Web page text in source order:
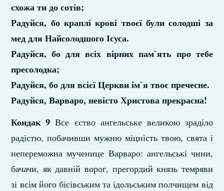
схожа ти до сотів;
Радуйся, бо краплі крові твоєї були солодші за
мед для Найсолодшого Ісуса.
Радуйся, бо для всіх вірних пам`ять про тебе
пресолодка;
Радуйся, бо для всієї Церкви ім`я твоє пречесне.
Радуйся, Варваро, невісто Христова прекрасна!
Кондак 9 Все єство ангельське великою зраділо
радістю, побачивши мужню міцність твою, свята і
непереможна мученице Варваро: ангельські чини,
бачачи, як давній ворог, прегордий князь темряви
зі всім його бісівським та ідольським полчищем від